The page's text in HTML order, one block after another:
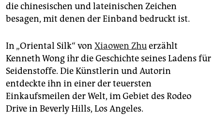
die chinesischen und lateinischen Zeichen
besagen, mit denen der Einband bedruckt ist.
In „Oriental Silk“ von Xiaowen Zhuerzählt
Kenneth Wong ihr die Geschichte seines Ladens für
Seidenstoffe. Die Künstlerin und Autorin
entdeckte ihn in einer der teuersten
Einkaufsmeilen der Welt, im Gebiet des Rodeo
Drive in Beverly Hills, Los Angeles.